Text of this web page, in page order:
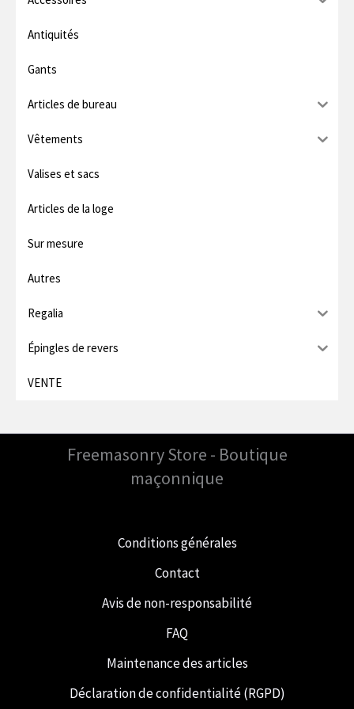
Antiquités
Gants
Articles de bureau
Vêtements
Valises et sacs
Articles de la loge
Sur mesure
Autres
Regalia
Épingles de revers
VENTE
Freemasonry Store - Boutique
maçonnique
Conditions générales
Contact
Avis de non-responsabilité
FAQ
Maintenance des articles
Déclaration de confidentialité (RGPD)